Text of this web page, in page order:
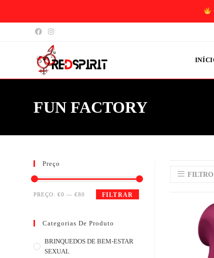
FUN FACTORY
FILTRO
Preço
FILTRAR
PREÇO:€0 —€80
Categorias De Produto
BRINQUEDOS DE BEM-ESTAR
SEXUAL